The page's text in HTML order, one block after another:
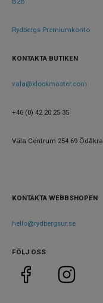
Rydbergs Premiumkonto
KONTAKTA BUTIKEN
vala@klockmaster.com
+46 (0) 42 20 25 35
Väla Centrum 254 69 Ödåkra
KONTAKTA WEBBSHOPEN
hello@rydbergsur.se
FÖLJ OSS